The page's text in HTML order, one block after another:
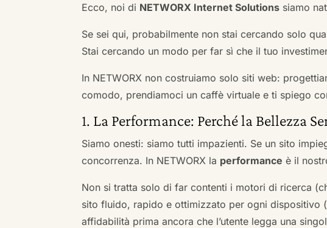
Ecco, noi di NETWORX Internet Solutions siamo
Se sei qui, probabilmente non stai cercando solo
Stai cercando un modo per far sì che il tuo
In NETWORX non costruiamo solo siti web:
comodo, prendiamoci un caffè virtuale e ti spiego
1. La Performance: Perché la Bellezza
Siamo onesti: siamo tutti impazienti. Se un sito
concorrenza. In NETWORX la performance è il
Non si tratta solo di far contenti i motori di ricerca
sito fluido, rapido e ottimizzato per ogni dispositivo
affidabilità prima ancora che l’utente legga una